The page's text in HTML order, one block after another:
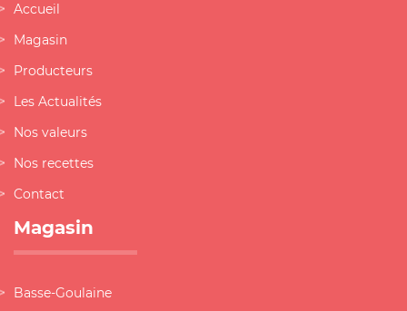
Accueil
Magasin
Producteurs
Les Actualités
Nos valeurs
Nos recettes
Contact
Magasin
Basse-Goulaine